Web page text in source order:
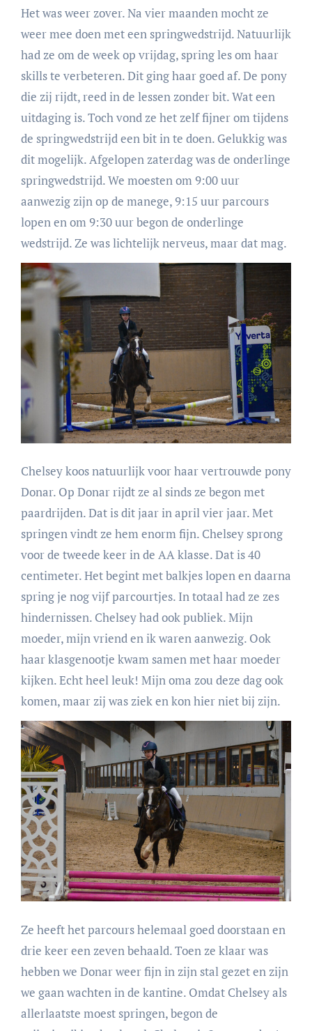
Het was weer zover. Na vier maanden mocht ze
weer mee doen met een springwedstrijd. Natuurlijk
had ze om de week op vrijdag, spring les om haar
skills te verbeteren. Dit ging haar goed af. De pony
die zij rijdt, reed in de lessen zonder bit. Wat een
uitdaging is. Toch vond ze het zelf fijner om tijdens
de springwedstrijd een bit in te doen. Gelukkig was
dit mogelijk. Afgelopen zaterdag was de onderlinge
springwedstrijd. We moesten om 9:00 uur
aanwezig zijn op de manege, 9:15 uur parcours
lopen en om 9:30 uur begon de onderlinge
wedstrijd. Ze was lichtelijk nerveus, maar dat mag.
Chelsey koos natuurlijk voor haar vertrouwde pony
Donar. Op Donar rijdt ze al sinds ze begon met
paardrijden. Dat is dit jaar in april vier jaar. Met
springen vindt ze hem enorm fijn. Chelsey sprong
voor de tweede keer in de AA klasse. Dat is 40
centimeter. Het begint met balkjes lopen en daarna
spring je nog vijf parcourtjes. In totaal had ze zes
hindernissen. Chelsey had ook publiek. Mijn
moeder, mijn vriend en ik waren aanwezig. Ook
haar klasgenootje kwam samen met haar moeder
kijken. Echt heel leuk! Mijn oma zou deze dag ook
komen, maar zij was ziek en kon hier niet bij zijn.
Ze heeft het parcours helemaal goed doorstaan en
drie keer een zeven behaald. Toen ze klaar was
hebben we Donar weer fijn in zijn stal gezet en zijn
we gaan wachten in de kantine. Omdat Chelsey als
allerlaatste moest springen, begon de